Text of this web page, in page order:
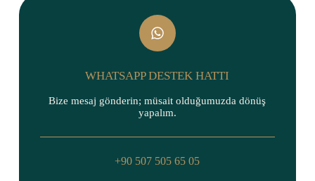
WHATSAPP DESTEK HATTI
Bize mesaj gönderin; müsait olduğumuzda dönüş
yapalım.
+90 507 505 65 05